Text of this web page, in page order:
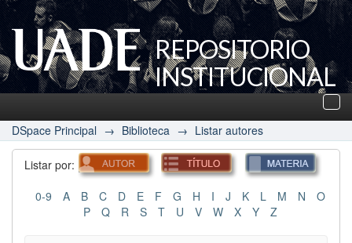
REPOSITORIO
INSTITUCIONAL
UADE
DSpace Principal → Biblioteca → Listar autores
Listar por:
0-9 A B C D E F G H I J K L M N
O
P
Q R S T U V W X Y Z